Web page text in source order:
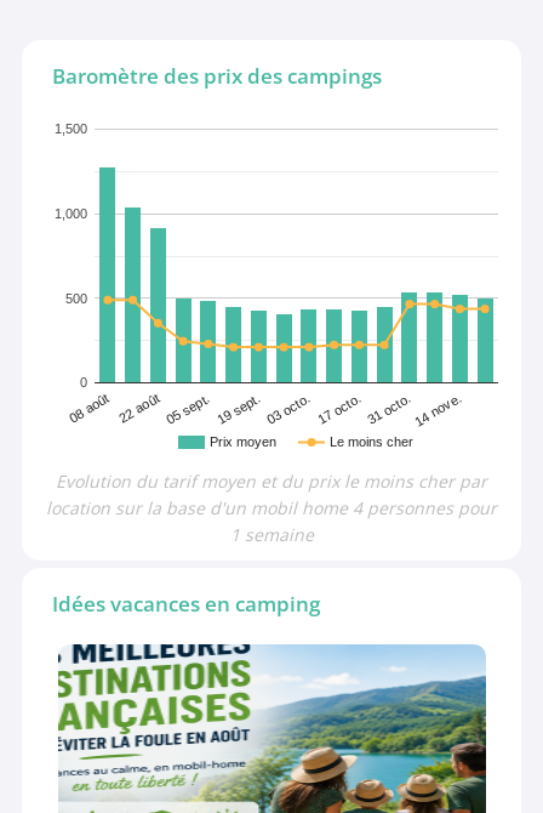
Baromètre des prix des campings
Prix moyen Le moins cher
08 août 22 août05 sept. 19 sept.03 octo. 17 octo.31 octo.14 nove.
0
500
1,000
1,500
Evolution du tarif moyen et du prix le moins cher par
location sur la base d'un mobil home 4 personnes pour
1 semaine
Idées vacances en camping